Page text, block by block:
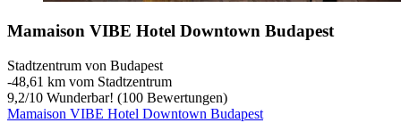
Mamaison VIBE Hotel Downtown Budapest
Stadtzentrum von Budapest
‐48,61 km vom Stadtzentrum
9,2/10 Wunderbar! (100 Bewertungen)
Mamaison VIBE Hotel Downtown Budapest